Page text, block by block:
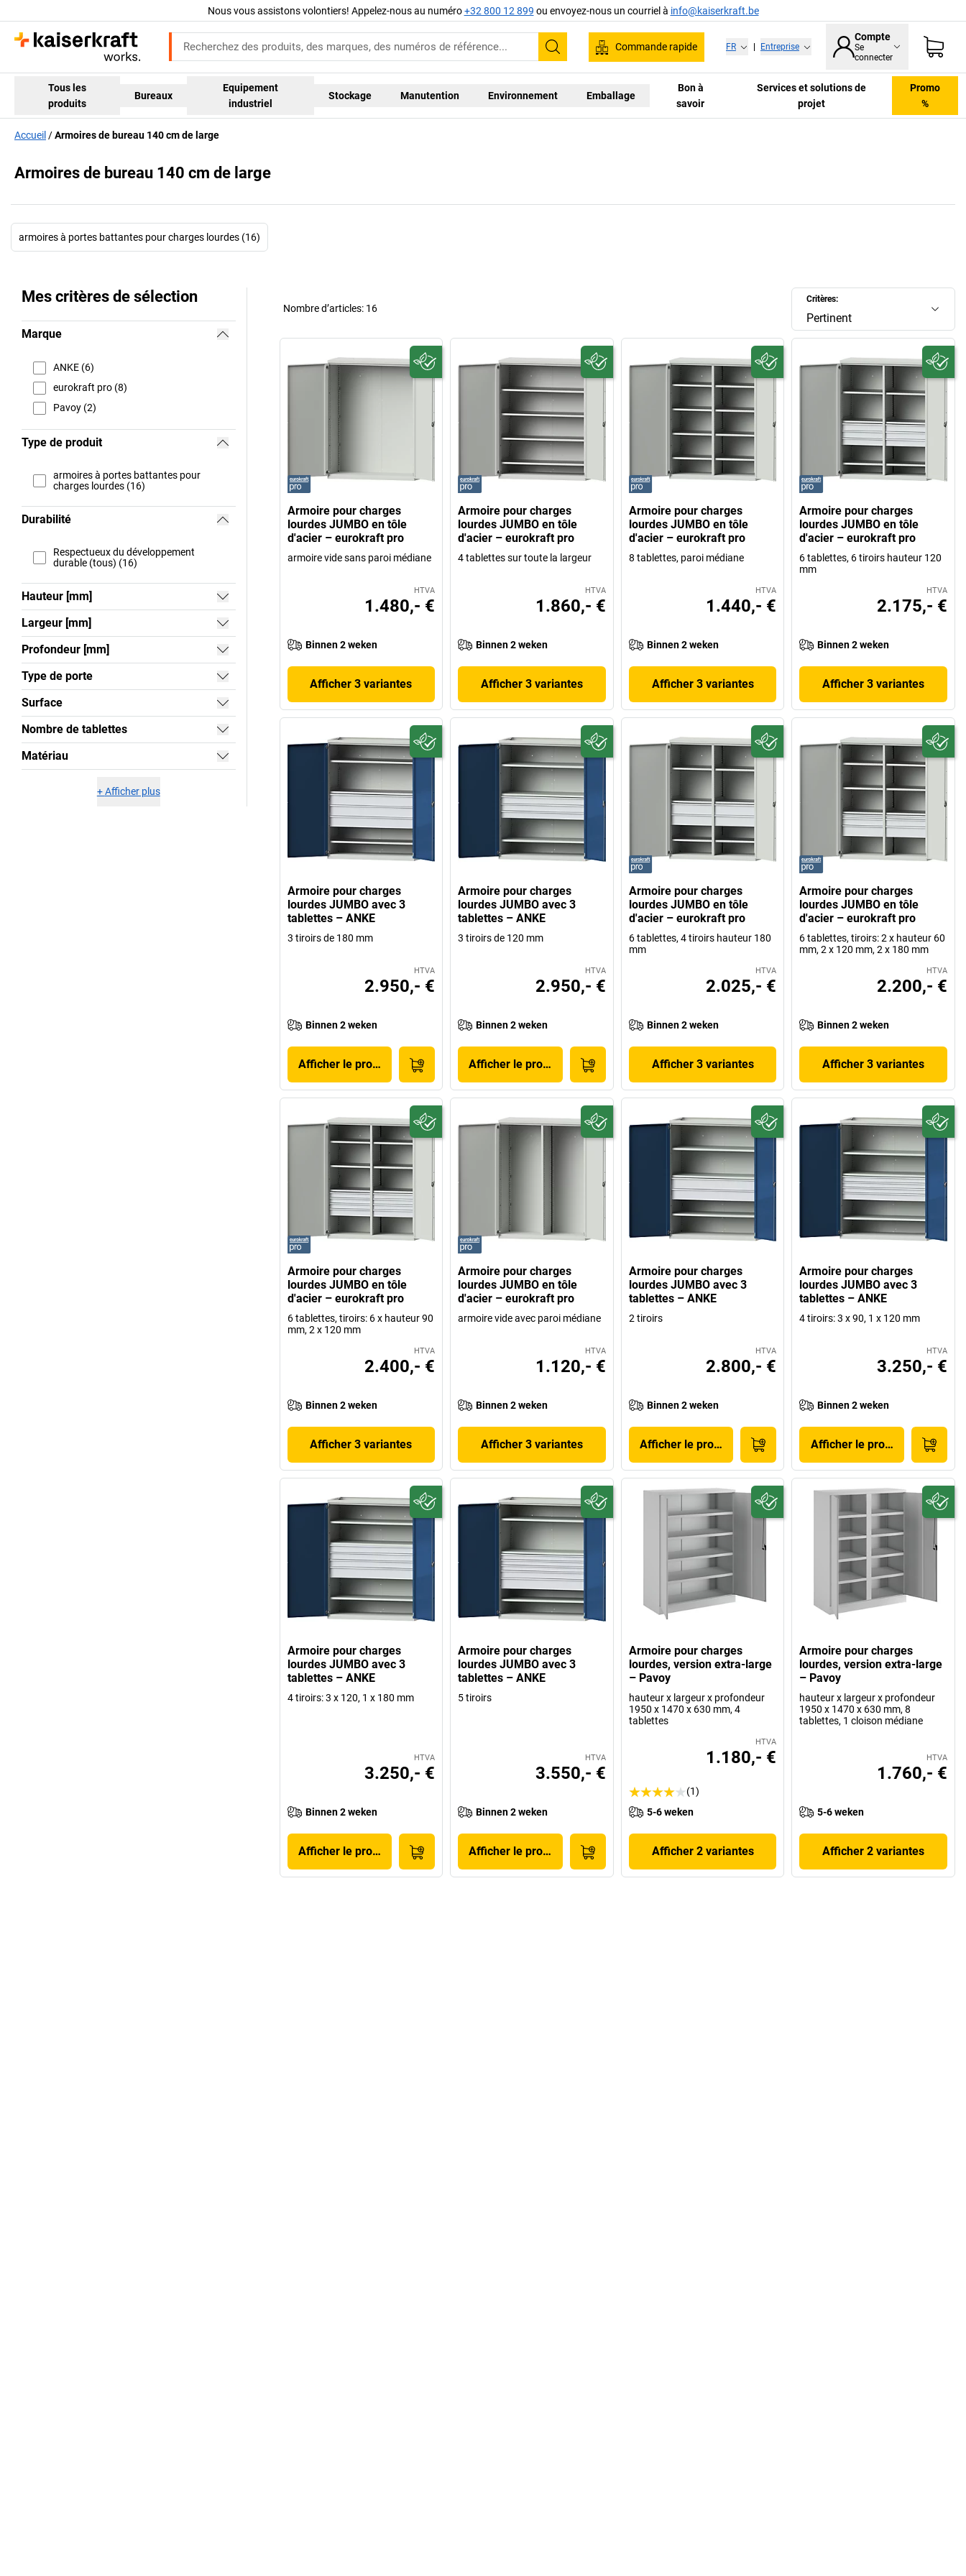
Nous vous assistons volontiers! Appelez-nous au numéro+32 800 12 899 ou envoyez-nous un courriel à info@kaiserkraft.be
Recherche
Commande rapide FR Entreprise
Compte
Se
connecter
Tous les
produits
Bureaux
Equipement
industriel
Stockage Manutention Environnement Emballage
Bon à
savoir
Services et solutions de
projet
Promo
%
Accueil Armoires de bureau 140 cm de large
Armoires de bureau 140 cm de large
armoires à portes battantes pour charges lourdes (16)
Mes critères de sélection
Marque
ANKE (6)
eurokraft pro (8)
Pavoy (2)
Type de produit
armoires à portes battantes pour
charges lourdes (16)
Durabilité
Respectueux du développement
durable (tous) (16)
Hauteur [mm]
Largeur [mm]
Profondeur [mm]
Type de porte
Surface
Nombre de tablettes
Matériau
+Afficher plus
Critères:
Pertinent
Nombre d’articles: 16
Armoire pour charges
lourdes JUMBO en tôle
d'acier – eurokraft pro
armoire vide sans paroi médiane
HTVA
1.480,- €
Binnen 2 weken
Afficher 3 variantes
Armoire pour charges
lourdes JUMBO en tôle
d'acier – eurokraft pro
4 tablettes sur toute la largeur
HTVA
1.860,- €
Binnen 2 weken
Afficher 3 variantes
Armoire pour charges
lourdes JUMBO en tôle
d'acier – eurokraft pro
8 tablettes, paroi médiane
HTVA
1.440,- €
Binnen 2 weken
Afficher 3 variantes
Armoire pour charges
lourdes JUMBO en tôle
d'acier – eurokraft pro
6 tablettes, 6 tiroirs hauteur 120
mm
HTVA
2.175,- €
Binnen 2 weken
Afficher 3 variantes
Armoire pour charges
lourdes JUMBO avec 3
tablettes – ANKE
3 tiroirs de 180 mm
HTVA
2.950,- €
Binnen 2 weken
Afficher le produit
Armoire pour charges
lourdes JUMBO avec 3
tablettes – ANKE
3 tiroirs de 120 mm
HTVA
2.950,- €
Binnen 2 weken
Afficher le produit
Armoire pour charges
lourdes JUMBO en tôle
d'acier – eurokraft pro
6 tablettes, 4 tiroirs hauteur 180
mm
HTVA
2.025,- €
Binnen 2 weken
Afficher 3 variantes
Armoire pour charges
lourdes JUMBO en tôle
d'acier – eurokraft pro
6 tablettes, tiroirs: 2 x hauteur 60
mm, 2 x 120 mm, 2 x 180 mm
HTVA
2.200,- €
Binnen 2 weken
Afficher 3 variantes
Armoire pour charges
lourdes JUMBO en tôle
d'acier – eurokraft pro
6 tablettes, tiroirs: 6 x hauteur 90
mm, 2 x 120 mm
HTVA
2.400,- €
Binnen 2 weken
Afficher 3 variantes
Armoire pour charges
lourdes JUMBO en tôle
d'acier – eurokraft pro
armoire vide avec paroi médiane
HTVA
1.120,- €
Binnen 2 weken
Afficher 3 variantes
Armoire pour charges
lourdes JUMBO avec 3
tablettes – ANKE
2 tiroirs
HTVA
2.800,- €
Binnen 2 weken
Afficher le produit
Armoire pour charges
lourdes JUMBO avec 3
tablettes – ANKE
4 tiroirs: 3 x 90, 1 x 120 mm
HTVA
3.250,- €
Binnen 2 weken
Afficher le produit
Armoire pour charges
lourdes JUMBO avec 3
tablettes – ANKE
4 tiroirs: 3 x 120, 1 x 180 mm
HTVA
3.250,- €
Binnen 2 weken
Afficher le produit
Armoire pour charges
lourdes JUMBO avec 3
tablettes – ANKE
5 tiroirs
HTVA
3.550,- €
Binnen 2 weken
Afficher le produit
Armoire pour charges
lourdes, version extra-large
– Pavoy
hauteur x largeur x profondeur
1950 x 1470 x 630 mm, 4
tablettes
HTVA
1.180,- €
(1)
5-6 weken
Afficher 2 variantes
Armoire pour charges
lourdes, version extra-large
– Pavoy
hauteur x largeur x profondeur
1950 x 1470 x 630 mm, 8
tablettes, 1 cloison médiane
HTVA
1.760,- €
5-6 weken
Afficher 2 variantes